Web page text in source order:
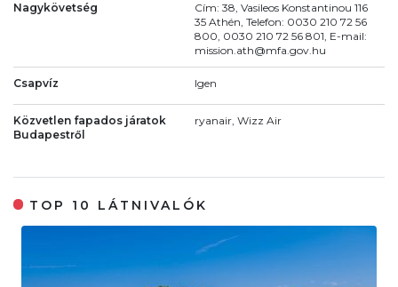
Nagykövetség
Cím: 38, Vasileos Konstantinou 116
35 Athén, Telefon: 0030 210 72 56
800, 0030 210 72 56 801, E-mail:
mission.ath@mfa.gov.hu
Csapvíz Igen
Közvetlen fapados járatok
Budapestről
ryanair, Wizz Air
TOP 10 LÁTNIVALÓK